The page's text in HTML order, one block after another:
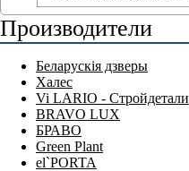
Производители
Беларускія дзверы
Халес
Vi LARIO - Стройдетали
BRAVO LUX
БРАВО
Green Plant
el`PORTA